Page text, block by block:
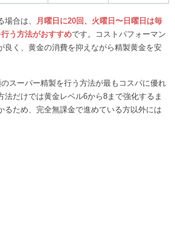
合は、
月曜日に20回、火曜日〜日曜日は毎
う方法がおすすめです。コストパフォーマン
良く、黄金の消費を抑えながら精製黄金を安
スーパー精製を行う方法が最もコスパに優れ
法だけでは黄金レベル6から8まで強化するま
るため、完全無課金で進めている方以外には